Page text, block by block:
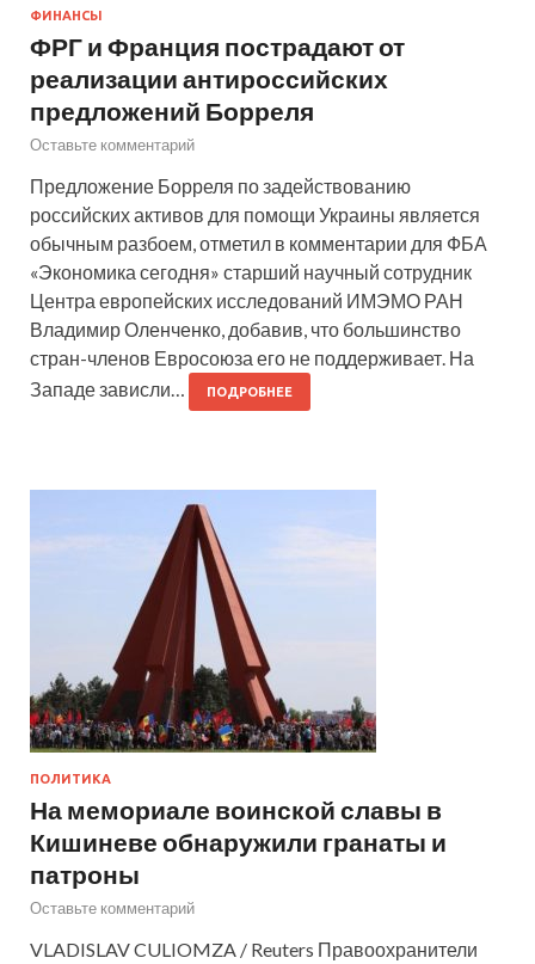
ФИНАНСЫ
ФРГ и Франция пострадают от
реализации антироссийских
предложений Борреля
Оставьте комментарий
Предложение Борреля по задействованию
российских активов для помощи Украины является
обычным разбоем, отметил в комментарии для ФБА
«Экономика сегодня» старший научный сотрудник
Центра европейских исследований ИМЭМО РАН
Владимир Оленченко, добавив, что большинство
стран-членов Евросоюза его не поддерживает. На
Западе зависли…
ПОДРОБНЕЕ
ПОЛИТИКА
На мемориале воинской славы в
Кишиневе обнаружили гранаты и
патроны
Оставьте комментарий
VLADISLAV CULIOMZA / Reuters Правоохранители